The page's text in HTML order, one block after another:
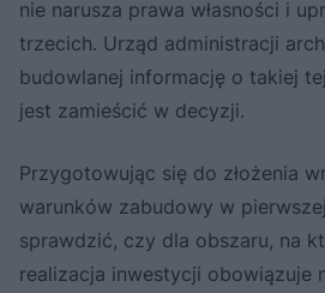
nie narusza prawa własności i
trzecich. Urząd administracji
budowlanej informację o takiej
jest zamieścić w decyzji.
Przygotowując się do złożenia
warunków zabudowy w
sprawdzić, czy dla obszaru, na
realizacja inwestycji obowiązuje